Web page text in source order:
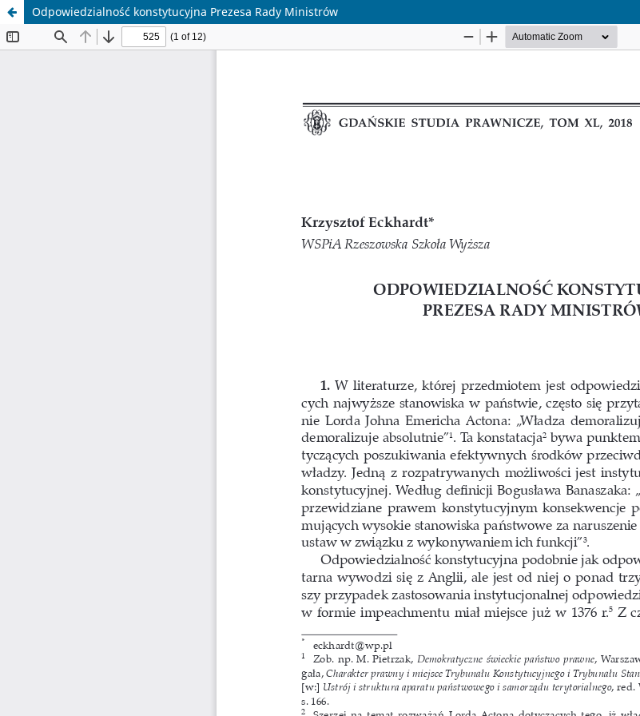
Odpowiedzialność konstytucyjna Prezesa Rady Ministrów